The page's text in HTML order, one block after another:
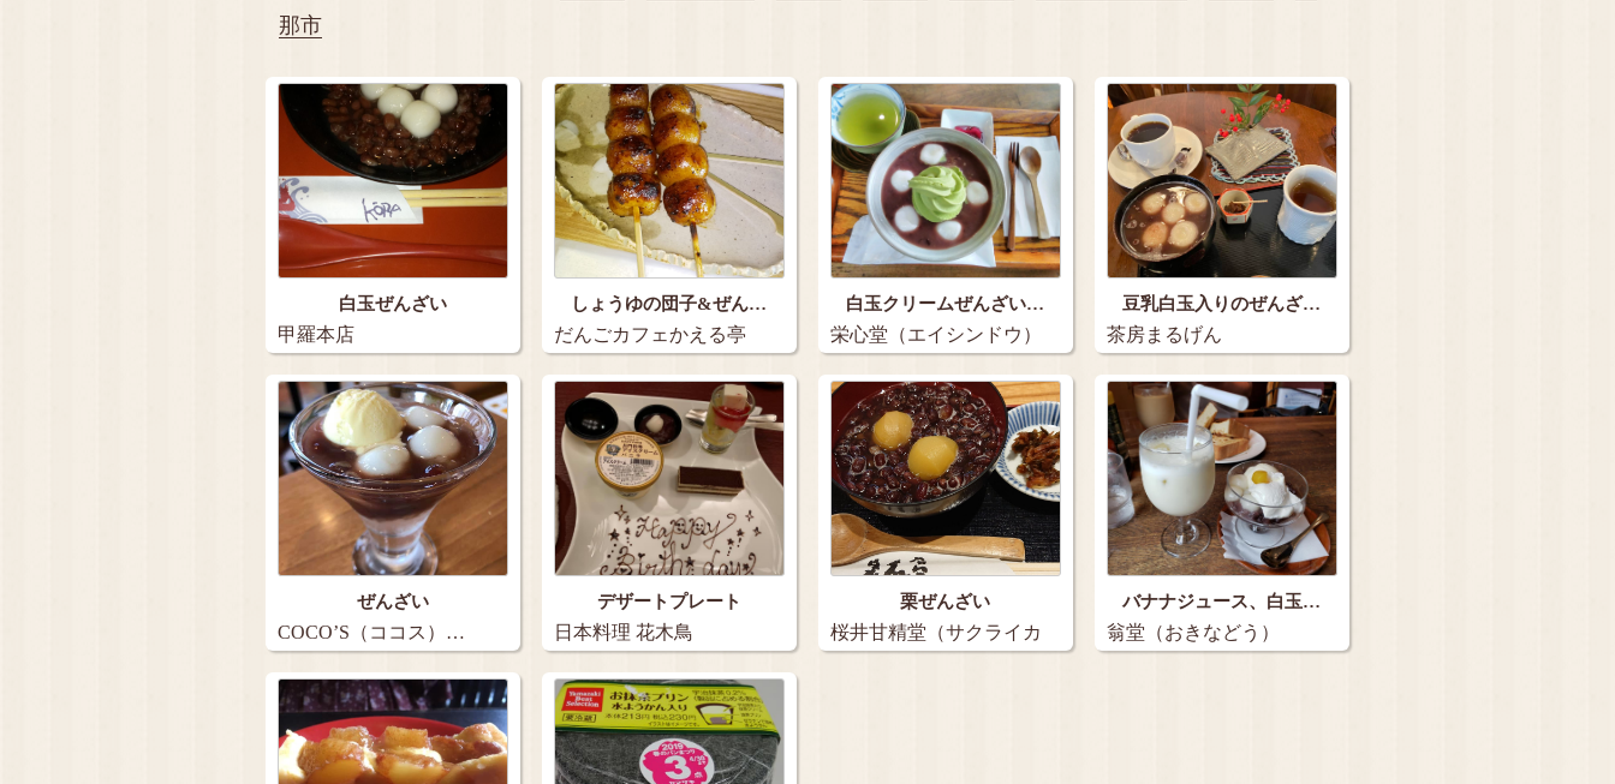
那市
白玉ぜんざい
甲羅本店
しょうゆの団子&ぜん…
だんごカフェかえる亭
白玉クリームぜんざい…
栄心堂（エイシンドウ）
…
豆乳白玉入りのぜんざ…
茶房まるげん
ぜんざい
COCO’S（ココス）…
デザートプレート
日本料理 花木鳥
栗ぜんざい
桜井甘精堂（サクライカ
バナナジュース、白玉…
翁堂（おきなどう）